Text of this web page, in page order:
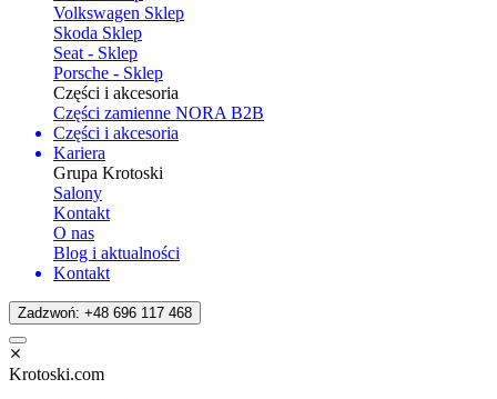
Volkswagen Sklep
Skoda Sklep
Seat - Sklep
Porsche - Sklep
Części i akcesoria
Części zamienne NORA B2B
Części i akcesoria
Kariera
Grupa Krotoski
Salony
Kontakt
O nas
Blog i aktualności
Kontakt
Zadzwoń: +48 696 117 468
Krotoski.com